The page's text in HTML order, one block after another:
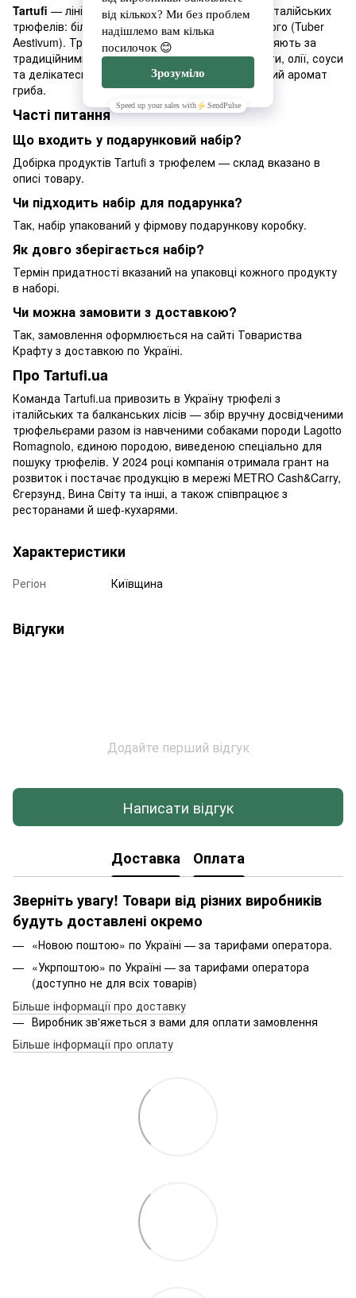
Tartufi — лінійка продуктів на основі справжніх італійських
трюфелів: білого (Tuber Magnatum Pico) та чорного (Tuber
Aestivum). Трюфелі збирають у сезон і переробляють за
традиційними італійськими рецептами — у пасти, олії, соуси
та делікатеси, зберігаючи характерний насичений аромат
гриба.
Часті питання
Що входить у подарунковий набір?
Добірка продуктів Tartufi з трюфелем — склад вказано в
описі товару.
Чи підходить набір для подарунка?
Так, набір упакований у фірмову подарункову коробку.
Як довго зберігається набір?
Термін придатності вказаний на упаковці кожного продукту
в наборі.
Чи можна замовити з доставкою?
Так, замовлення оформлюється на сайті Товариства
Крафту з доставкою по Україні.
Про Tartufi.ua
Команда Tartufi.ua привозить в Україну трюфелі з
італійських та балканських лісів — збір вручну досвідченими
трюфельєрами разом із навченими собаками породи Lagotto
Romagnolo, єдиною породою, виведеною спеціально для
пошуку трюфелів. У 2024 році компанія отримала грант на
розвиток і постачає продукцію в мережі METRO Cash&Carry,
Єгерзунд, Вина Світу та інші, а також співпрацює з
ресторанами й шеф-кухарями.
Характеристики
Регіон Київщина
Відгуки
Додайте перший відгук
Написати відгук
Доставка Оплата
Зверніть увагу! Товари від різних виробників
будуть доставлені окремо
«Новою поштою» по Україні — за тарифами оператора.
«Укрпоштою» по Україні — за тарифами оператора
(доступно не для всіх товарів)
Більше інформації про доставку
Виробник зв'яжеться з вами для оплати замовлення
Більше інформації про оплату